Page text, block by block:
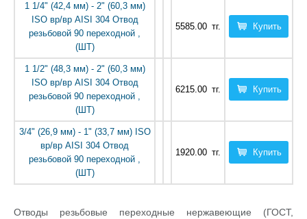
1 1/4" (42,4 мм) - 2" (60,3 мм)
ISO вр/вр AISI 304 Отвод
резьбовой 90 переходной ,
(ШТ)
5585.00 тг. Купить
1 1/2" (48,3 мм) - 2" (60,3 мм)
ISO вр/вр AISI 304 Отвод
резьбовой 90 переходной ,
(ШТ)
6215.00 тг. Купить
3/4" (26,9 мм) - 1" (33,7 мм) ISO
вр/вр AISI 304 Отвод
резьбовой 90 переходной ,
(ШТ)
1920.00 тг. Купить
Отводы резьбовые переходные нержавеющие (ГОСТ,